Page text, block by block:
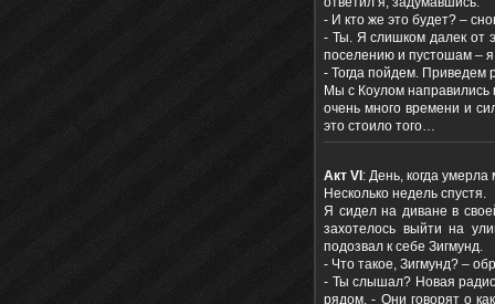
- И кто же это будет? –
- Ты. Я слишком далек от
поселению и пустошам –
- Тогда пойдем. Приведем
Мы с Коулом направились
очень много времени и
это стоило того…
Акт VI : День, когда умерла
Несколько недель спустя.
Я сидел на диване в
захотелось выйти на
подозвал к себе Зигмунд.
- Что такое, Зигмунд? –
- Ты слышал? Новая
рядом, - Они говорят о